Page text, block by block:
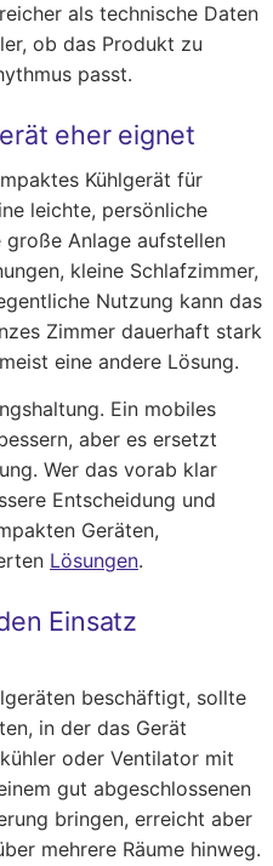
als technische Daten
ob das Produkt zu
passt.
eher eignet
Kühlgerät für
leichte, persönliche
große Anlage aufstellen
kleine Schlafzimmer,
Nutzung kann das
Zimmer dauerhaft stark
eine andere Lösung.
Ein mobiles
aber es ersetzt
Wer das vorab klar
Entscheidung und
Geräten,
Lösungen.
Einsatz
beschäftigt, sollte
in der das Gerät
oder Ventilator mit
gut abgeschlossenen
bringen, erreicht aber
mehrere Räume hinweg.